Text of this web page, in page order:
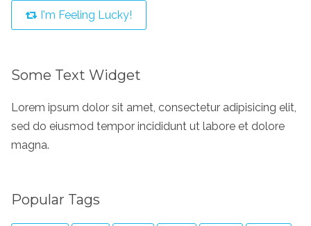
I'm Feeling Lucky!
Some Text Widget
Lorem ipsum dolor sit amet, consectetur adipisicing elit,
sed do eiusmod tempor incididunt ut labore et dolore
magna.
Popular Tags